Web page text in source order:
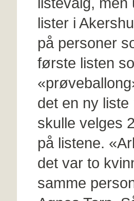
lister i
på personer
første listen
det en ny
skulle velges
på listene.
det var to
samme